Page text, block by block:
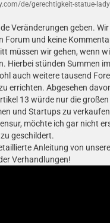
de/gerechtigkeit-statue-
Veränderungen geben.
und keine
müssen wir gehen, wenn
stünden Summen
auch weitere tausend
Abgesehen
13 würde nur die
und Startups zu
möchte ich gar nicht
geschildert.
Anleitung von
Verhandlungen!